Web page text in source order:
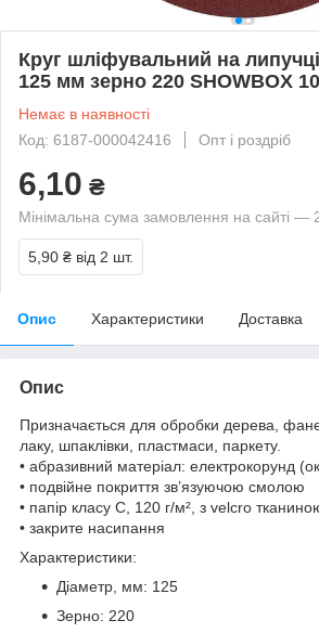
Круг шліфувальний на
125 мм зерно 220 SHOWBOX
Немає в наявності
Код: 6187-000042416
Опт і роздріб
6,10 ₴
Мінімальна сума замовлення на сайті —
5,90 ₴ від 2 шт.
Опис Характеристики Доставка
Опис
Призначається для обробки дерева,
лаку, шпаклівки, пластмаси, паркету.
• абразивний матеріал: електрокорунд
• подвійне покриття зв’язуючою смолою
• папір класу С, 120 г/м², з velcro
• закрите насипання
Характеристики:
Діаметр, мм: 125
Зерно: 220